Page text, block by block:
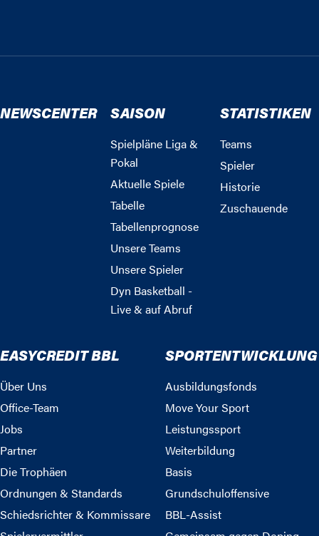
NEWSCENTER SAISON
Spielpläne Liga &
Pokal
Aktuelle Spiele
Tabelle
Tabellenprognose
Unsere Teams
Unsere Spieler
Dyn Basketball -
Live & auf Abruf
STATISTIKEN
Teams
Spieler
Historie
Zuschauende
EASYCREDIT BBL
Über Uns
Office-Team
Jobs
Partner
Die Trophäen
Ordnungen & Standards
Schiedsrichter & Kommissare
SPORTENTWICKLUNG
Ausbildungsfonds
Move Your Sport
Leistungssport
Weiterbildung
Basis
Grundschuloffensive
BBL-Assist